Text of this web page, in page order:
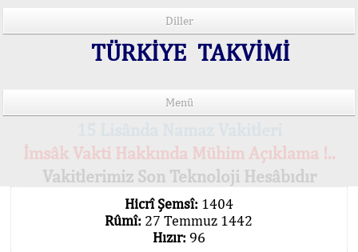
Diller
TÜRKİYE TAKVİMİ
Menü
İmsâk Vakti Hakkında Mühim Açıklama !..
Vakitlerimiz Son Teknoloji Hesâbıdır
Hicrî Şemsî: 1404
Rûmî: 27 Temmuz 1442
Hızır: 96